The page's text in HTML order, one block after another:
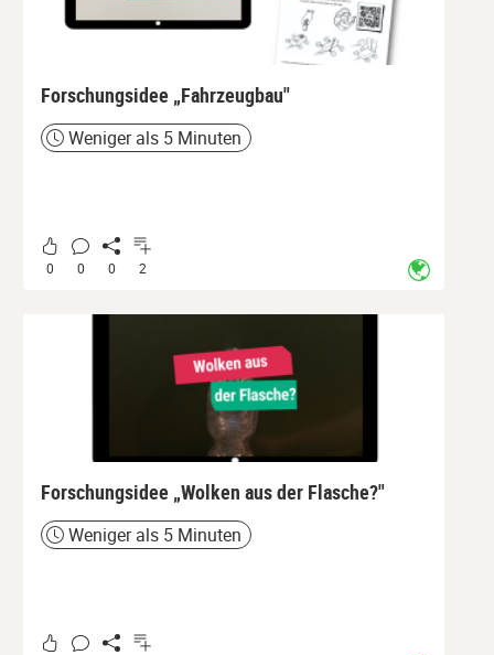
Forschungsidee „Fahrzeugbau"
ZeitWeniger als 5 Minuten
0 0 0 2
Forschungsidee „Wolken aus der Flasche?"
ZeitWeniger als 5 Minuten